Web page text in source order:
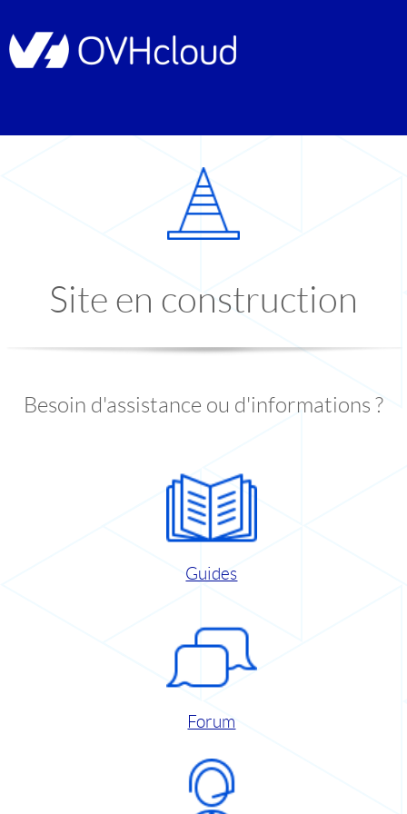
Site en construction
Besoin d'assistance ou d'informations ?
Guides
Forum